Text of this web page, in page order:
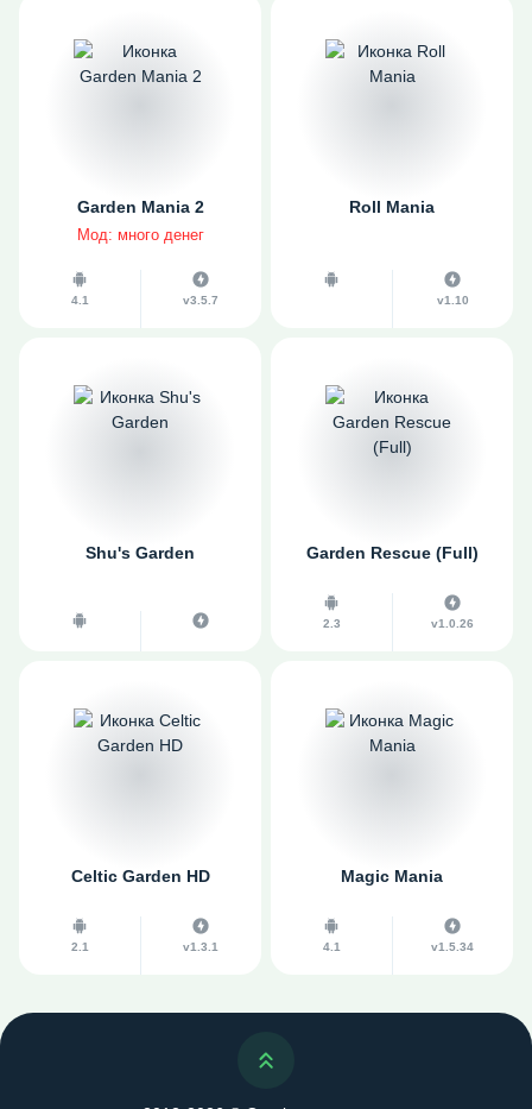
Garden Mania 2
Мод: много денег
4.1 v3.5.7
Roll Mania
v1.10
Shu's Garden Garden Rescue (Full)
2.3 v1.0.26
Celtic Garden HD
2.1 v1.3.1
Magic Mania
4.1 v1.5.34
Наверх